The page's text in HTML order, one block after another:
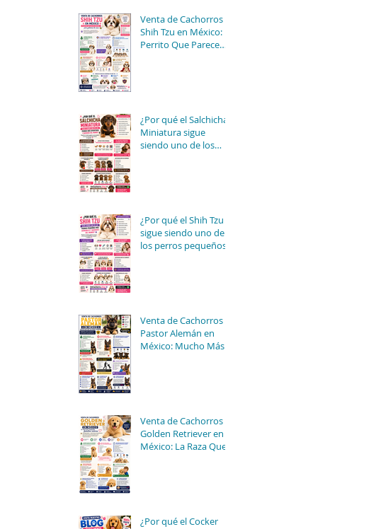
Venta de Cachorros
Shih Tzu en México: El
Perrito Que Parece
¿Por qué el Salchicha
Miniatura sigue
siendo uno de los
¿Por qué el Shih Tzu
sigue siendo uno de
los perros pequeños
Venta de Cachorros
Pastor Alemán en
México: Mucho Más
Venta de Cachorros
Golden Retriever en
México: La Raza Que
¿Por qué el Cocker